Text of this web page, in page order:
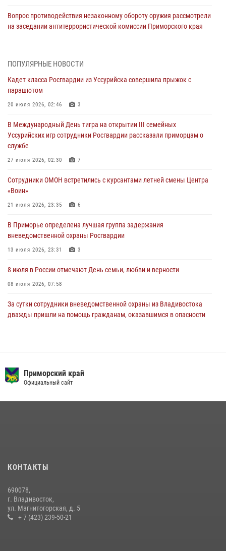
Вопрос противодействия незаконному обороту оружия рассмотрели
на заседании антитеррористической комиссии Приморского края
Во Владивостоке во дворе жилого дома сотрудники
29 июля 2026, 01:17
В День Крещения Руси в Князь-Владимирском храме – Главном
ходом
28 июля 2026, 10:29 3
Росгвардейцы в Приморье приняли участие в молебне,
28 июля 2026, 05:39
В Международный День тигра на открытии III семейных
службе
27 июля 2026, 02:30
ПОПУЛЯРНЫЕ НОВОСТИ
Кадет класса Росгвардии из Уссурийска совершила прыжок с
парашютом
20 июля 2026, 02:46 3
В Международный День тигра на открытии III семейных
Уссурийских игр сотрудники Росгвардии рассказали приморцам о
службе
27 июля 2026, 02:30 7
Сотрудники ОМОН встретились с курсантами летней смены Центра
«Воин»
21 июля 2026, 23:35 6
В Приморье определена лучшая группа задержания
вневедомственной охраны Росгвардии
13 июля 2026, 23:31 3
8 июля в России отмечают День семьи, любви и верности
08 июля 2026, 07:58
За сутки сотрудники вневедомственной охраны из Владивостока
дважды пришли на помощь гражданам, оказавшимся в опасности
09 июля 2026, 06:08 2
08 июля 2026, 07:52
действия постояльца гостиницы
16 июля 2026, 01:13
Приморский край
Официальный сайт
КОНТАКТЫ
690078,
г. Владивосток,
ул. Магнитогорская, д. 5
+ 7 (423) 239-50-21